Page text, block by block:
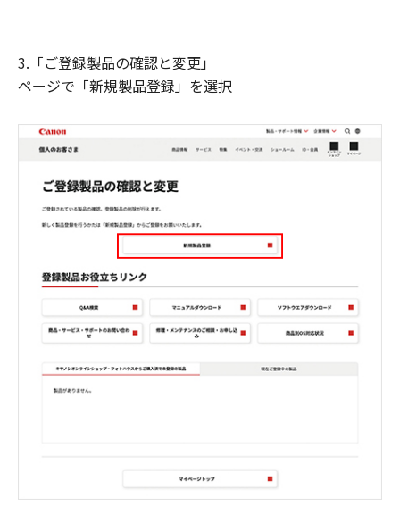
3.「ご登録製品の確認と変更」
ページで「新規製品登録」を選択